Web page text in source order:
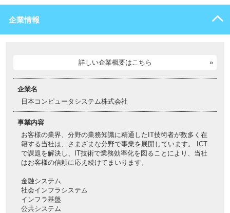
企業情報
詳しい企業概要はこちら
企業名
日本コンピュータシステム株式会社
事業内容
お客様の業界、分野の業務知識に精通したIT技術者が数多く在
籍する当社は、さまざまな分野で事業を展開しています。 ICT
で課題を解決し、IT技術で業務効率化を図ることにより、当社
はお客様の信頼に応え続けてまいります。
金融システム
社会インフラシステム
インフラ基盤
公共システム